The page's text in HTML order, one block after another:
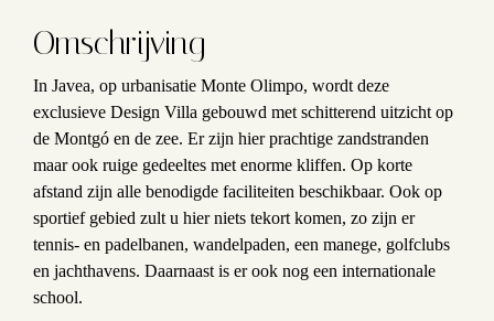
Omschrijving
In Javea, op urbanisatie Monte Olimpo, wordt deze
exclusieve Design Villa gebouwd met schitterend uitzicht op
de Montgó en de zee. Er zijn hier prachtige zandstranden
maar ook ruige gedeeltes met enorme kliffen. Op korte
afstand zijn alle benodigde faciliteiten beschikbaar. Ook op
sportief gebied zult u hier niets tekort komen, zo zijn er
tennis- en padelbanen, wandelpaden, een manege, golfclubs
en jachthavens. Daarnaast is er ook nog een internationale
school.